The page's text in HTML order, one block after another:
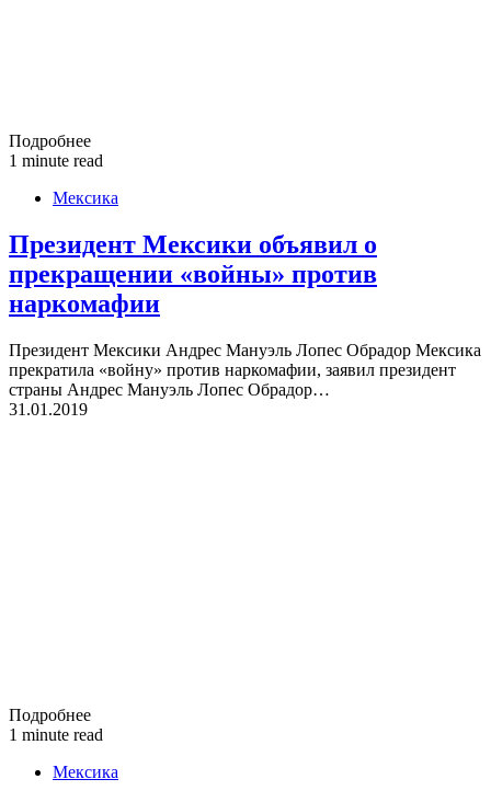
Подробнее
1 minute read
Мексика
Президент Мексики объявил о
прекращении «войны» против
наркомафии
Президент Мексики Андрес Мануэль Лопес Обрадор Мексика
прекратила «войну» против наркомафии, заявил президент
страны Андрес Мануэль Лопес Обрадор…
31.01.2019
Подробнее
1 minute read
Мексика